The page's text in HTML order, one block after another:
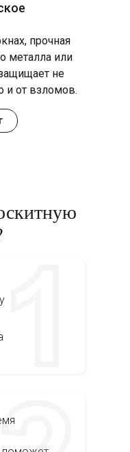
прочная
металла или
не
и от взломов.